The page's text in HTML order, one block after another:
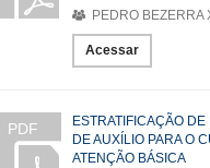
PEDRO BEZERRA
Acessar
PDF
ESTRATIFICAÇÃO
DE AUXÍLIO PARA O
ATENÇÃO BÁSICA